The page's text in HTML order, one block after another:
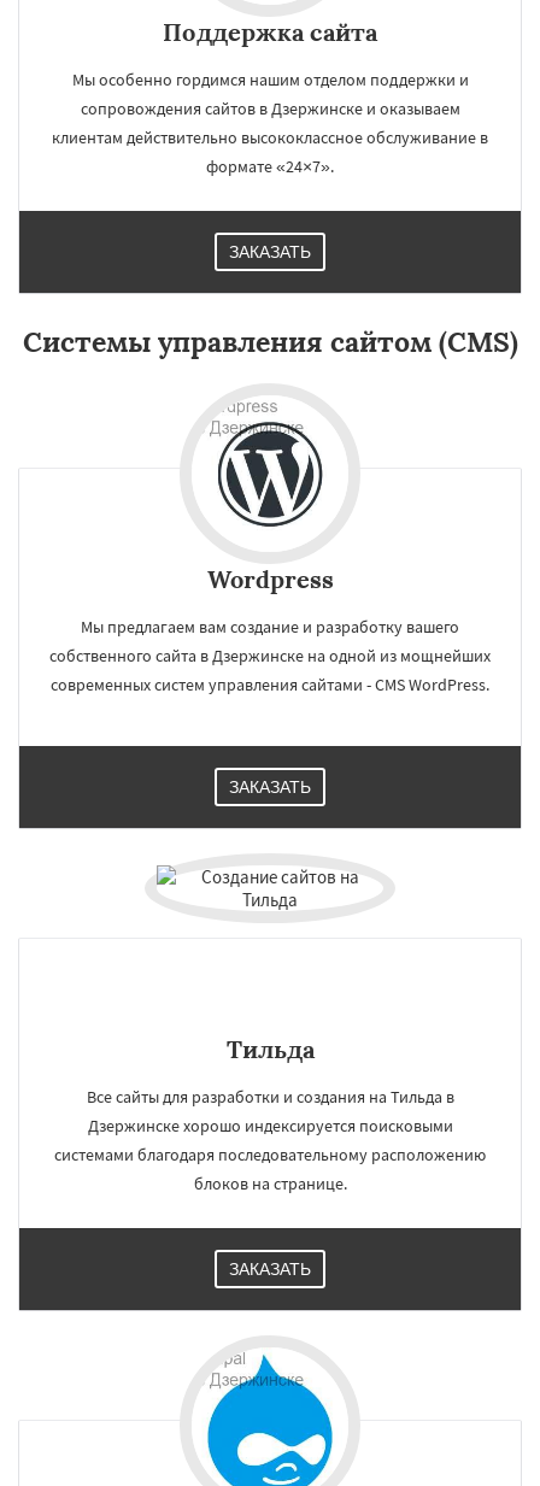
Работаем по
×
Благовещенск Королёв Братск
Орск
Старый Оскол
Люберцы
Бийск Прокопьевск
Поддержка сайта
Мы особенно гордимся нашим отделом поддержки и
сопровождения сайтов в Дзержинске и оказываем
клиентам действительно высококлассное обслуживание в
формате «24×7».
ЗАКАЗАТЬ
Системы управления сайтом (CMS)
Wordpress
Мы предлагаем вам создание и разработку вашего
собственного сайта в Дзержинске на одной из мощнейших
современных систем управления сайтами - CMS WordPress.
ЗАКАЗАТЬ
Тильда
Все сайты для разработки и создания на Тильда в
Дзержинске хорошо индексируется поисковыми
системами благодаря последовательному расположению
блоков на странице.
ЗАКАЗАТЬ
×
Даю согласие на обработку персональных данных